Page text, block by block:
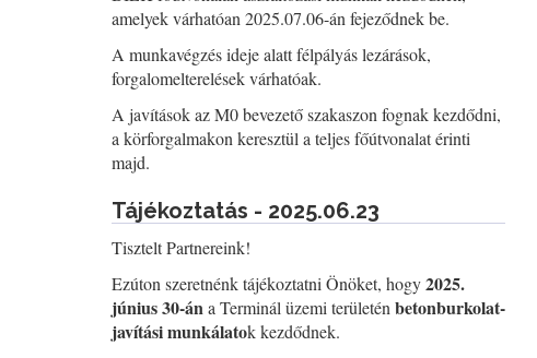
amelyek várhatóan 2025.07.06-án fejeződnek be.
A munkavégzés ideje alatt félpályás lezárások,
forgalomelterelések várhatóak.
A javítások az M0 bevezető szakaszon fognak kezdődni,
a körforgalmakon keresztül a teljes főútvonalat érinti
majd.
Tájékoztatás - 2025.06.23
Tisztelt Partnereink!
Ezúton szeretnénk tájékoztatni Önöket, hogy2025.
június 30-ána Terminál üzemi területén betonburkolat-
javítási munkálatok kezdődnek.